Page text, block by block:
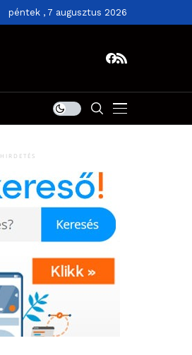
péntek , 7 augusztus 2026
HIRDETÉS